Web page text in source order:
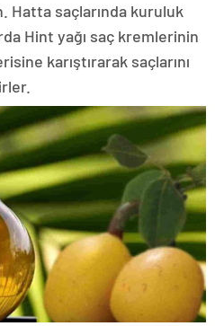
Hatta saçlarında kuruluk
Hint yağı saç kremlerinin
karıştırarak saçlarını